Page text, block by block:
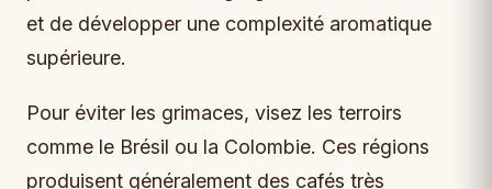
et de développer une complexité aromatique
supérieure.
Pour éviter les grimaces, visez les terroirs
comme le Brésil ou la Colombie. Ces régions
produisent généralement des cafés très